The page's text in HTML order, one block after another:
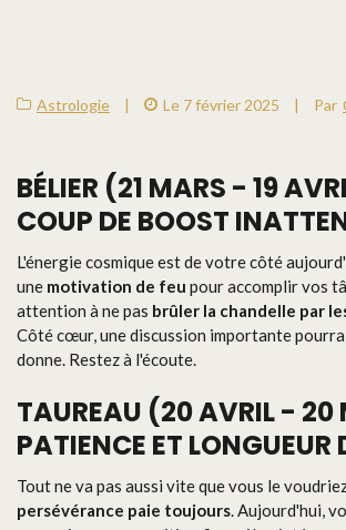
Astrologie | Le 7 février 2025 | Par
BÉLIER (21 MARS - 19
COUP DE BOOST
L'énergie cosmique est de votre côté
une motivation de feu pour accomplir vos
attention à ne pas brûler la chandelle par
Côté cœur, une discussion importante
donne. Restez à l'écoute.
TAUREAU (20 AVRIL - 20
PATIENCE ET LONGUEUR
Tout ne va pas aussi vite que vous le
persévérance paie toujours. Aujourd'hui,